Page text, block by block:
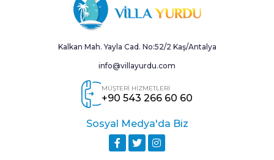
Kalkan Mah. Yayla Cad. No:52/2 Kaş/Antalya
info@villayurdu.com
MÜŞTERİ HİZMETLERİ
+90 543 266 60 60
Sosyal Medya'da Biz